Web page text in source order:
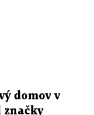
domov v
značky